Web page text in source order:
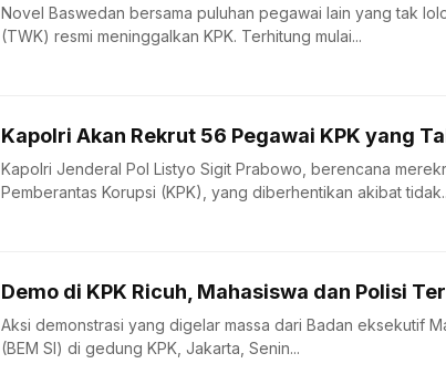
Novel Baswedan bersama puluhan pegawai lain yang tak
(TWK) resmi meninggalkan KPK. Terhitung mulai...
Kapolri Akan Rekrut 56 Pegawai KPK yang
Kapolri Jenderal Pol Listyo Sigit Prabowo, berencana
Pemberantas Korupsi (KPK), yang diberhentikan akibat
Demo di KPK Ricuh, Mahasiswa dan Polisi
Aksi demonstrasi yang digelar massa dari Badan eksekutif
(BEM SI) di gedung KPK, Jakarta, Senin...